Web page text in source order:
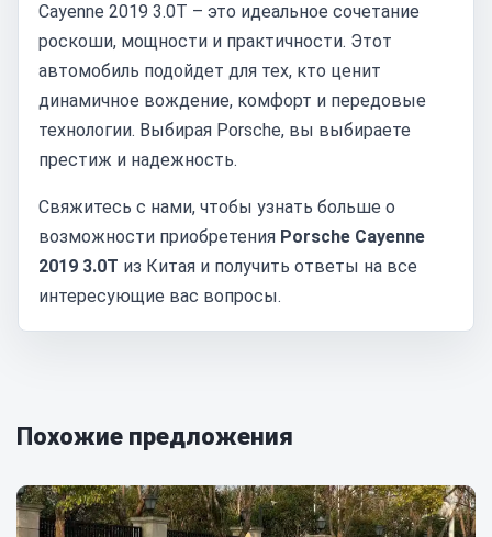
Cayenne 2019 3.0T – это идеальное сочетание
роскоши, мощности и практичности. Этот
автомобиль подойдет для тех, кто ценит
динамичное вождение, комфорт и передовые
технологии. Выбирая Porsche, вы выбираете
престиж и надежность.
Свяжитесь с нами, чтобы узнать больше о
возможности приобретения Porsche Cayenne
2019 3.0T из Китая и получить ответы на все
интересующие вас вопросы.
Похожие предложения